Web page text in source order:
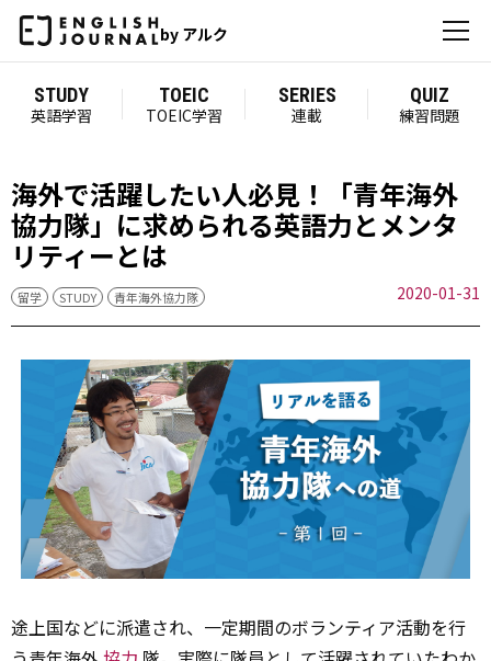
by アルク
STUDY
英語学習
TOEIC
TOEIC学習
SERIES
連載
QUIZ
練習問題
海外で活躍したい人必見！「青年海外
協力隊」に求められる英語力とメンタ
リティーとは
留学 STUDY 青年海外協力隊 2020-01-31
途上国などに派遣され、一定期間のボランティア活動を行